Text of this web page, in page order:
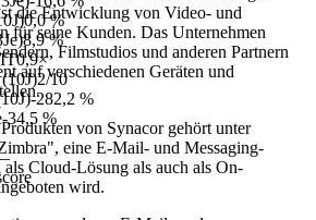
0,0 %
8,9 %
0,9×
2/10
-282,2 %
-34,5 %
die Entwicklung von Video- und
für seine Kunden. Das Unternehmen
Filmstudios und anderen Partnern
auf verschiedenen Geräten und
von Synacor gehört unter
eine E-Mail- und Messaging-
Cloud-Lösung als auch als On-
wird.